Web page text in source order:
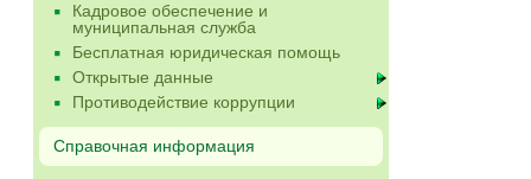
Кадровое обеспечение и
муниципальная служба
Бесплатная юридическая помощь
Открытые данные
Противодействие коррупции
Справочная информация